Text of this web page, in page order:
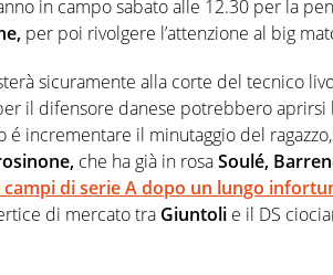
in campo sabato alle 12.30 per la
per poi rivolgere l’attenzione al big
sicuramente alla corte del tecnico
il difensore danese potrebbero aprirsi
é incrementare il minutaggio del
che ha già in rosaSoulé,
campi di serie A dopo un lungo
di mercato tra Giuntoli e il DS